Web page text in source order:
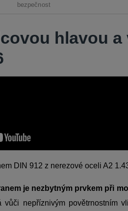
bezpečnost
hlavou
DIN 912 z nerezové oceli A2
je nezbytným prvkem při
vůči nepříznivým povětrnostním